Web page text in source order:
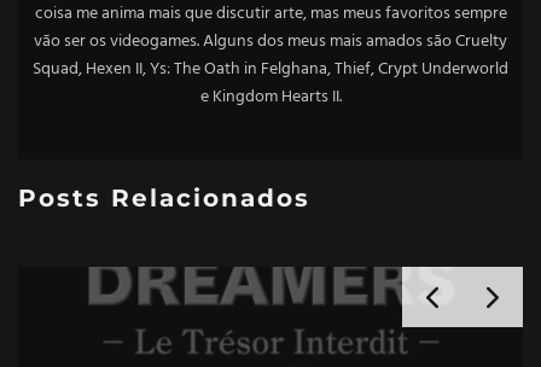
coisa me anima mais que discutir arte, mas meus favoritos sempre
vão ser os videogames. Alguns dos meus mais amados são Cruelty
Squad, Hexen II, Ys: The Oath in Felghana, Thief, Crypt Underworld
e Kingdom Hearts II.
Posts Relacionados